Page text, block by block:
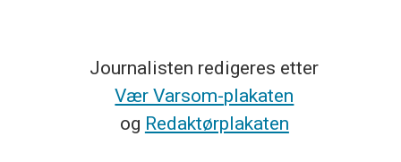
Journalisten redigeres etter
Vær Varsom-plakaten
og Redaktørplakaten